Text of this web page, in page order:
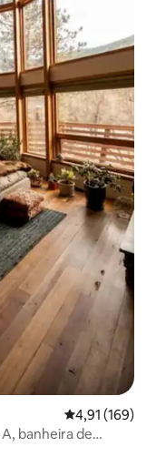
4,91 de uma
4,91 (169)
banheira de